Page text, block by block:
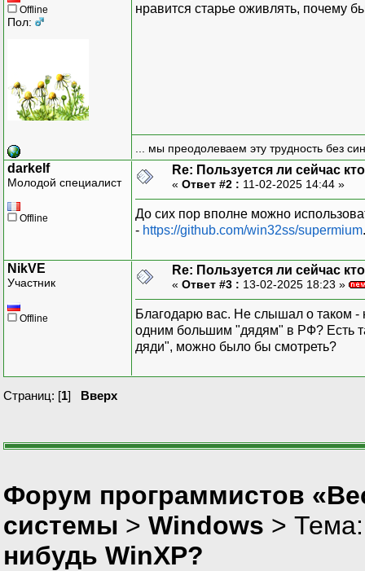
Offline
Пол:
нравится старье оживлять, почему
... мы преодолеваем эту трудность без
darkelf
Молодой специалист
Offline
Re: Пользуется ли сейчас
« Ответ #2 : 11-02-2025 14:44 »
До сих пор вполне можно
- https://github.com/win32ss/supermium.
NikVE
Участник
Offline
Re: Пользуется ли сейчас
« Ответ #3 : 13-02-2025 18:23 »
Благодарю вас. Не слышал о таком -
одним большим "дядям" в РФ? Есть
дяди", можно было бы смотреть?
Страниц: [1] Вверх
Форум программистов
системы > Windows >
нибудь WinXP?